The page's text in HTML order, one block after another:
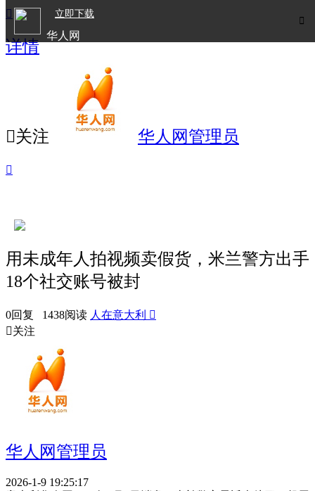

立即下载
华人网

详情
关注 华人网管理员

用未成年人拍视频卖假货，米兰警方出手
18个社交账号被封
0回复 1438阅读 人在意大利 
关注
华人网管理员
2026-1-9 19:25:17